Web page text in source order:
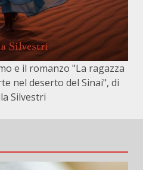
e il romanzo "La ragazza
nel deserto del Sinai", di
Silvestri